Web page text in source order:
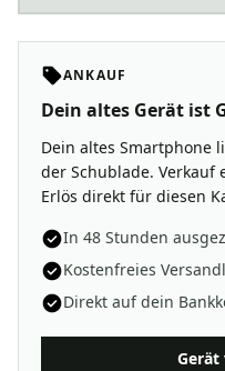
ANKAUF
Dein altes Gerät ist
Dein altes Smartphone
der Schublade. Verkauf
Erlös direkt für diesen
In 48 Stunden
Kostenfreies
Direkt auf dein
Gerät